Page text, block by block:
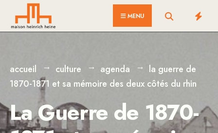
MENU
accueil culture agenda
la guerre de
1870-1871 et sa mémoire des deux côtés du rhin
La Guerre de 1870-